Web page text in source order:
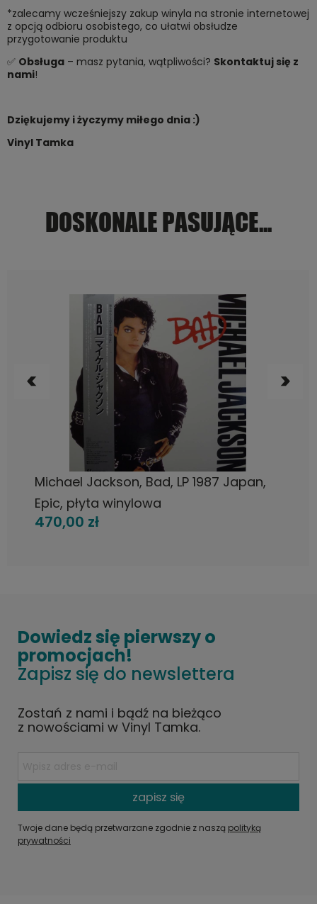
*zalecamy wcześniejszy zakup winyla na stronie internetowej
z opcją odbioru osobistego, co ułatwi obsłudze
przygotowanie produktu
✅ Obsługa – masz pytania, wątpliwości? Skontaktuj się z
nami!
Dziękujemy i życzymy miłego dnia :)
Vinyl Tamka
DOSKONALE PASUJĄCE...
Michael Jackson, Bad, LP 1987 Japan,
Epic, płyta winylowa
470,00 zł
DO KOSZYKA
Dowiedz się pierwszy o
promocjach!
Zapisz się do newslettera
Zostań z nami i bądź na bieżąco
z nowościami w Vinyl Tamka.
zapisz się
Twoje dane będą przetwarzane zgodnie z naszą polityką
prywatności